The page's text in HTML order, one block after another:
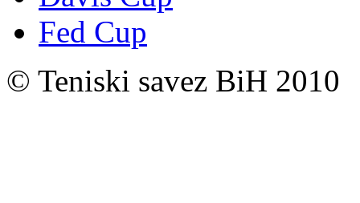
Fed Cup
© Teniski savez BiH 2010